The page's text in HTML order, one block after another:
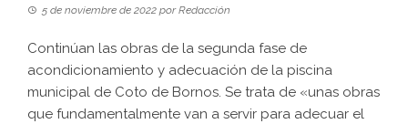
5 de noviembre de 2022 porRedacción
Continúan las obras de la segunda fase de
acondicionamiento y adecuación de la piscina
municipal de Coto de Bornos. Se trata de «unas obras
que fundamentalmente van a servir para adecuar el